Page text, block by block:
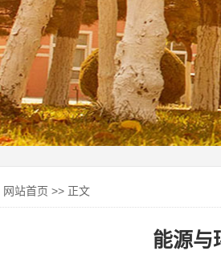
网站首页 >> 正文
能源与